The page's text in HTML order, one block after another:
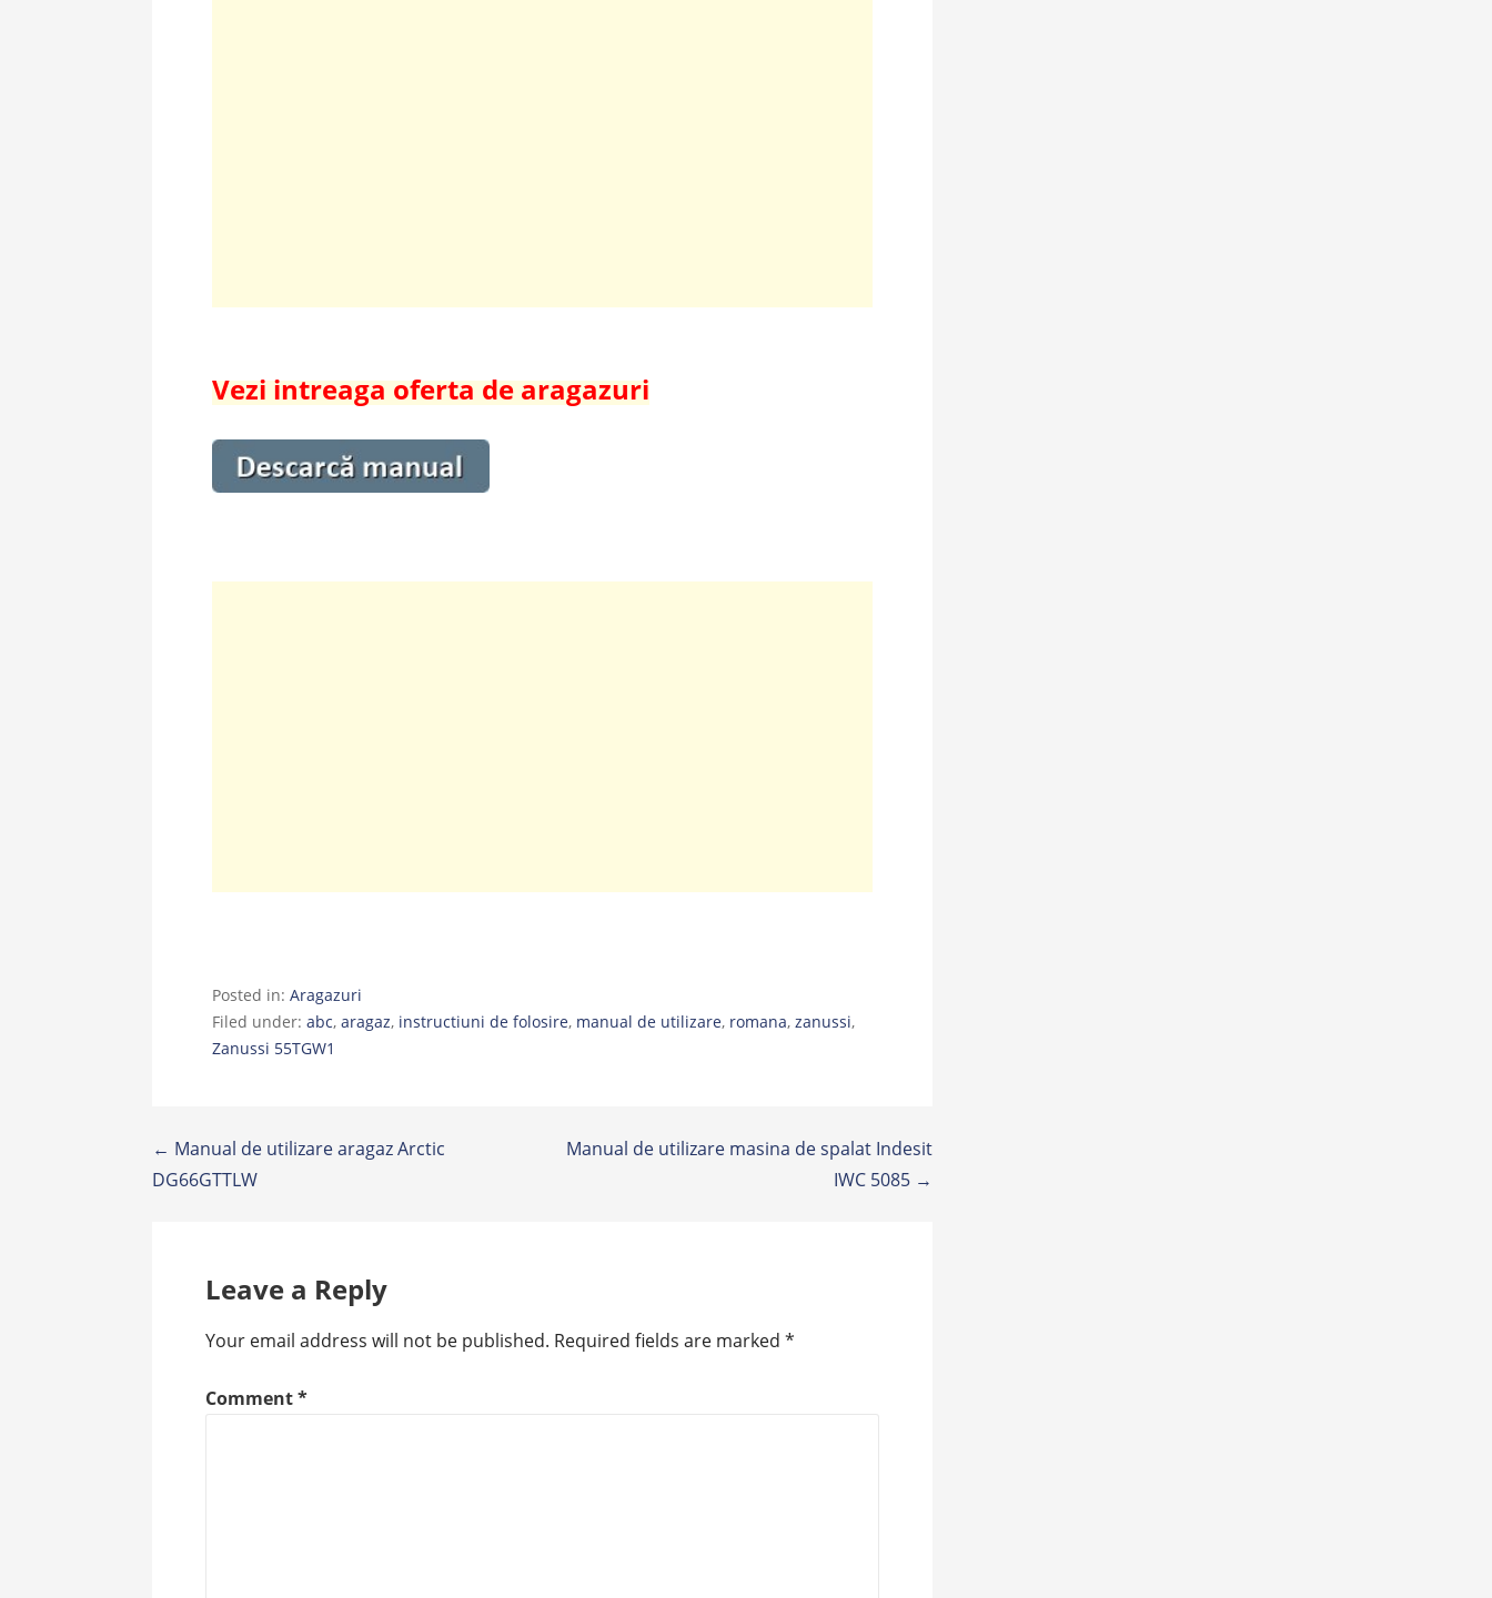
Vezi intreaga oferta de aragazuri
Posted in:Aragazuri
Filed under:abc,aragaz, instructiuni de folosire, manual de utilizare, romana,zanussi,
Zanussi 55TGW1
Post
← Manual de utilizare aragaz Arctic
DG66GTTLW
Manual de utilizare masina de spalat Indesit
IWC 5085 →
Leave a Reply
Your email address will not be published. Required fields are marked*
Comment*